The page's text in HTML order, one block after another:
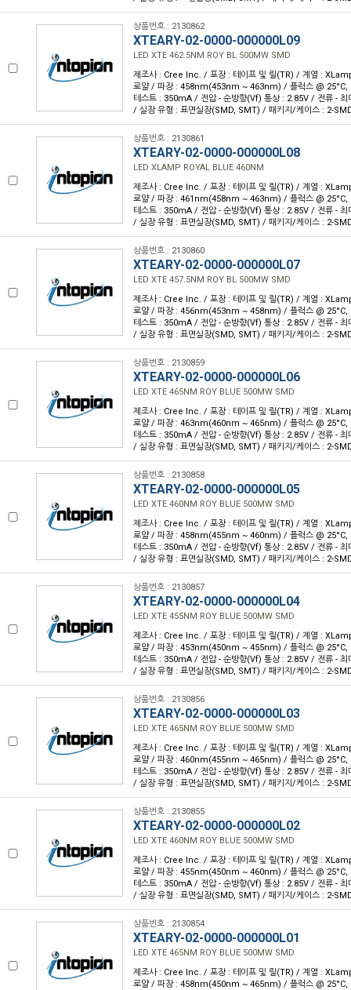
상품번호 : 2130862
XTEARY-02-0000-000000L09
LED XTE 462.5NM ROY BL 500MW SMD
제조사 : Cree Inc. / 포장 : 테이프 및 릴(TR) / 계열 :
로얄 / 파장 : 458nm(453nm ~ 463nm) / 플럭스 @ 25°C,
테스트 : 350mA / 전압 - 순방향(Vf) 통상 : 2.85V / 전류 -
/ 실장 유형 : 표면실장(SMD, SMT) / 패키지/케이스 : 2-
상품번호 : 2130861
XTEARY-02-0000-000000L08
LED XLAMP ROYAL BLUE 460NM
제조사 : Cree Inc. / 포장 : 테이프 및 릴(TR) / 계열 :
로얄 / 파장 : 461nm(458nm ~ 463nm) / 플럭스 @ 25°C,
테스트 : 350mA / 전압 - 순방향(Vf) 통상 : 2.85V / 전류 -
/ 실장 유형 : 표면실장(SMD, SMT) / 패키지/케이스 : 2-
상품번호 : 2130860
XTEARY-02-0000-000000L07
LED XTE 457.5NM ROY BL 500MW SMD
제조사 : Cree Inc. / 포장 : 테이프 및 릴(TR) / 계열 :
로얄 / 파장 : 456nm(453nm ~ 458nm) / 플럭스 @ 25°C,
테스트 : 350mA / 전압 - 순방향(Vf) 통상 : 2.85V / 전류 -
/ 실장 유형 : 표면실장(SMD, SMT) / 패키지/케이스 : 2-
상품번호 : 2130859
XTEARY-02-0000-000000L06
LED XTE 465NM ROY BLUE 500MW SMD
제조사 : Cree Inc. / 포장 : 테이프 및 릴(TR) / 계열 :
로얄 / 파장 : 463nm(460nm ~ 465nm) / 플럭스 @ 25°C,
테스트 : 350mA / 전압 - 순방향(Vf) 통상 : 2.85V / 전류 -
/ 실장 유형 : 표면실장(SMD, SMT) / 패키지/케이스 : 2-
상품번호 : 2130858
XTEARY-02-0000-000000L05
LED XTE 460NM ROY BLUE 500MW SMD
제조사 : Cree Inc. / 포장 : 테이프 및 릴(TR) / 계열 :
로얄 / 파장 : 458nm(455nm ~ 460nm) / 플럭스 @ 25°C,
테스트 : 350mA / 전압 - 순방향(Vf) 통상 : 2.85V / 전류 -
/ 실장 유형 : 표면실장(SMD, SMT) / 패키지/케이스 : 2-
상품번호 : 2130857
XTEARY-02-0000-000000L04
LED XTE 455NM ROY BLUE 500MW SMD
제조사 : Cree Inc. / 포장 : 테이프 및 릴(TR) / 계열 :
로얄 / 파장 : 453nm(450nm ~ 455nm) / 플럭스 @ 25°C,
테스트 : 350mA / 전압 - 순방향(Vf) 통상 : 2.85V / 전류 -
/ 실장 유형 : 표면실장(SMD, SMT) / 패키지/케이스 : 2-
상품번호 : 2130856
XTEARY-02-0000-000000L03
LED XTE 465NM ROY BLUE 500MW SMD
제조사 : Cree Inc. / 포장 : 테이프 및 릴(TR) / 계열 :
로얄 / 파장 : 460nm(455nm ~ 465nm) / 플럭스 @ 25°C,
테스트 : 350mA / 전압 - 순방향(Vf) 통상 : 2.85V / 전류 -
/ 실장 유형 : 표면실장(SMD, SMT) / 패키지/케이스 : 2-
상품번호 : 2130855
XTEARY-02-0000-000000L02
LED XTE 460NM ROY BLUE 500MW SMD
제조사 : Cree Inc. / 포장 : 테이프 및 릴(TR) / 계열 :
로얄 / 파장 : 455nm(450nm ~ 460nm) / 플럭스 @ 25°C,
테스트 : 350mA / 전압 - 순방향(Vf) 통상 : 2.85V / 전류 -
/ 실장 유형 : 표면실장(SMD, SMT) / 패키지/케이스 : 2-
상품번호 : 2130854
XTEARY-02-0000-000000L01
LED XTE 465NM ROY BLUE 500MW SMD
제조사 : Cree Inc. / 포장 : 테이프 및 릴(TR) / 계열 :
로얄 / 파장 : 458nm(450nm ~ 465nm) / 플럭스 @ 25°C,